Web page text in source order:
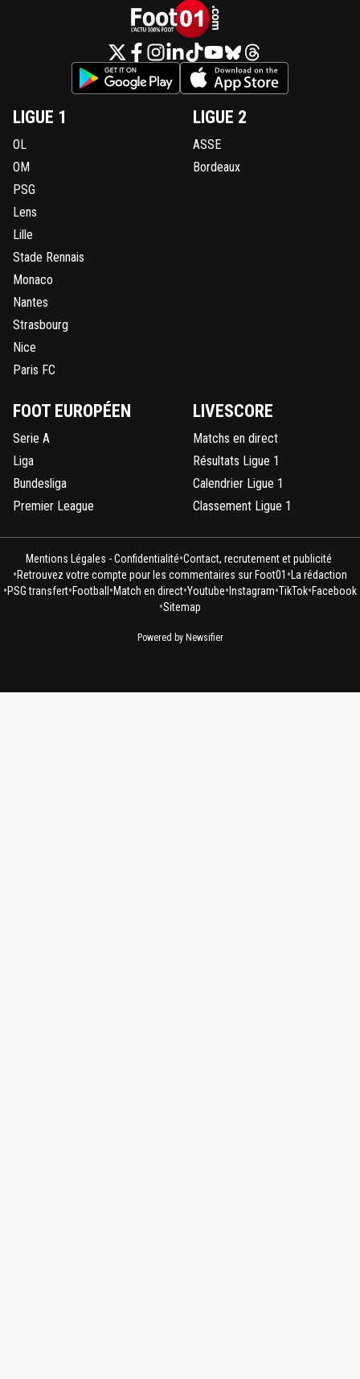
LIGUE 1
OL
OM
PSG
Lens
Lille
Stade Rennais
Monaco
Nantes
Strasbourg
Nice
Paris FC
LIGUE 2
ASSE
Bordeaux
FOOT EUROPÉEN
Serie A
Liga
Bundesliga
Premier League
LIVESCORE
Matchs en direct
Résultats Ligue 1
Calendrier Ligue 1
Classement Ligue 1
Mentions Légales - Confidentialité•Contact, recrutement et publicité
•Retrouvez votre compte pour les commentaires sur Foot01 •La rédaction
•PSG transfert•Football•Match en direct•Youtube•Instagram•TikTok•Facebook
•Sitemap
Powered by Newsifier